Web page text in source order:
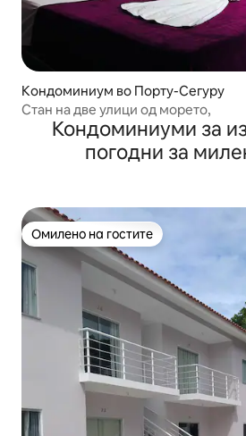
Кондоминиум во Порту-Сегуру
Стан на две улици од морето,
Кондоминиуми за
погодни за
Омилено на гостите
Омилено на гостите